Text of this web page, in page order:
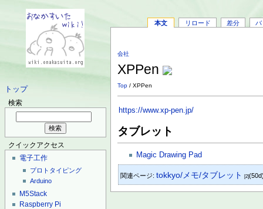
トップ
検索
クイックアクセス
電子工作
プロトタイピング
Arduino
M5Stack
Raspberry Pi
本文 リロード 差分 バ
会社
XPPen
Top / XPPen
https://www.xp-pen.jp/
タブレット
Magic Drawing Pad
関連ページ:tokkyo/メモ/タブレット [2]